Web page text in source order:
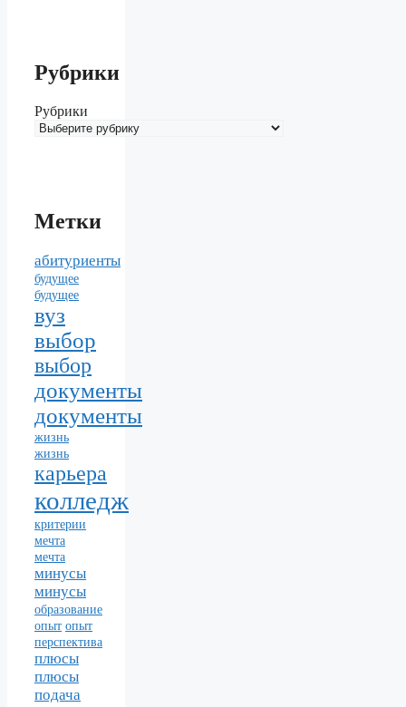
Рубрики
Рубрики
Метки
абитуриенты
будущее
будущее
вуз
выбор
выбор
документы
документы
жизнь
жизнь
карьера
колледж
критерии
мечта
мечта
минусы
минусы
образование
опыт опыт
перспектива
плюсы
плюсы
подача